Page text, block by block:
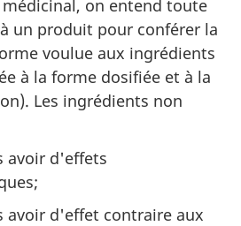
on entend toute
un produit pour conférer la
voulue aux ingrédients
à la forme dosifiée et à la
Les ingrédients non
avoir d'effets
avoir d'effet contraire aux